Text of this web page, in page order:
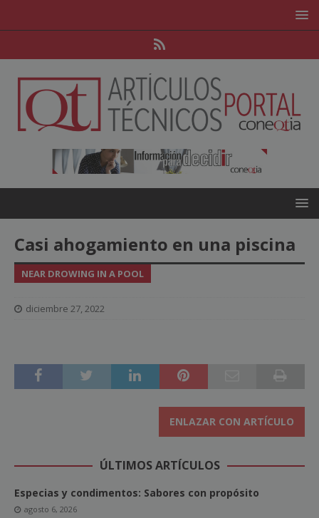
Casi ahogamiento en una piscina
NEAR DROWING IN A POOL
diciembre 27, 2022
ENLAZAR CON ARTÍCULO
ÚLTIMOS ARTÍCULOS
Especias y condimentos: Sabores con propósito
agosto 6, 2026